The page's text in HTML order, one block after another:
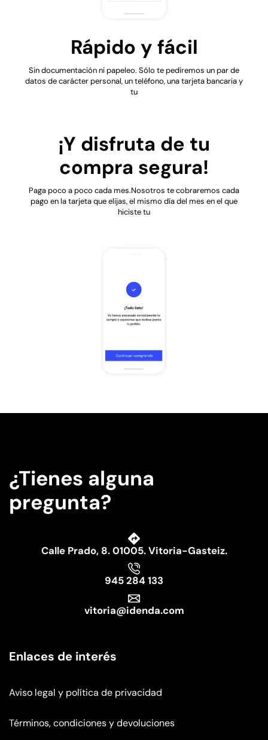
Rápido y fácil
Sin documentación ni papeleo. Sólo te pediremos un par de
datos de carácter personal, un teléfono, una tarjeta bancaria y
tu
¡Y disfruta de tu
compra segura!
Paga poco a poco cada mes.Nosotros te cobraremos cada
pago en la tarjeta que elijas, el mismo día del mes en el que
hiciste tu
¿Tienes alguna
pregunta?
Calle Prado, 8. 01005. Vitoria-Gasteiz.
945 284 133
vitoria@idenda.com
Enlaces de interés
Aviso legal y política de privacidad
Términos, condiciones y devoluciones